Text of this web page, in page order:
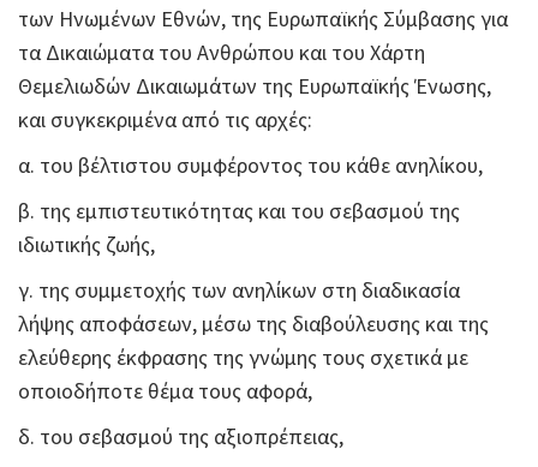
των Ηνωμένων Εθνών, της Ευρωπαϊκής Σύμβασης για
τα Δικαιώματα του Ανθρώπου και του Χάρτη
Θεμελιωδών Δικαιωμάτων της Ευρωπαϊκής Ένωσης,
και συγκεκριμένα από τις αρχές:
α. του βέλτιστου συμφέροντος του κάθε ανηλίκου,
β. της εμπιστευτικότητας και του σεβασμού της
ιδιωτικής ζωής,
γ. της συμμετοχής των ανηλίκων στη διαδικασία
λήψης αποφάσεων, μέσω της διαβούλευσης και της
ελεύθερης έκφρασης της γνώμης τους σχετικά με
οποιοδήποτε θέμα τους αφορά,
δ. του σεβασμού της αξιοπρέπειας,